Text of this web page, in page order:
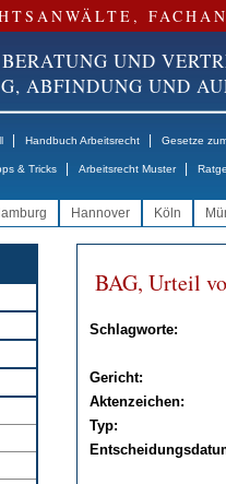
UND
ABFINDUNG UND
Handbuch Arbeitsrecht Gesetze
& Tricks Arbeitsrecht Muster
Hannover Köln
BAG, Ur­teil
Schlagworte:
Gericht:
Aktenzeichen:
Typ: